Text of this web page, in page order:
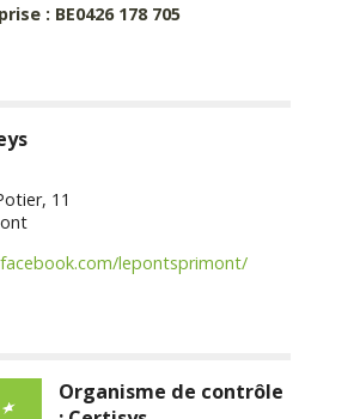
: BE0426 178 705
11
lepontsprimont/
Organisme de contrôle